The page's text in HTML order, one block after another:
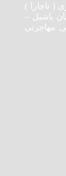
( تاچارا )
یاشیل –
حقوقی مهاجرتی